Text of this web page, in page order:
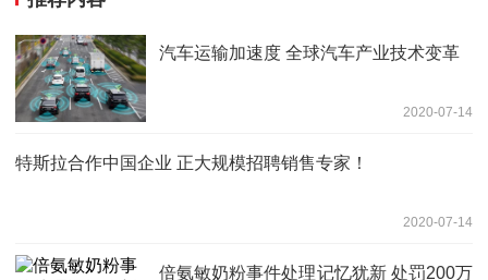
汽车运输加速度 全球汽车产业技术变革
2020-07-14
特斯拉合作中国企业 正大规模招聘销售专家！
2020-07-14
倍氨敏奶粉事件处理记忆犹新 处罚200万